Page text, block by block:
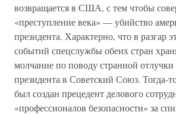
возвращается в США, с тем чтобы
«преступление века» — убийство
президента. Характерно, что в разгар
событий спецслужбы обеих стран
молчание по поводу странной
президента в Советский Союз. Тогда-
был создан прецедент делового
«профессионалов безопасности» за